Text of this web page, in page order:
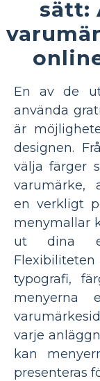
sätt:
En av de
använda
är
designen.
välja färger
varumärke,
en verkligt
menymallar
ut dina
Flexibiliteten
typografi,
menyerna
varje
kan
presenteras